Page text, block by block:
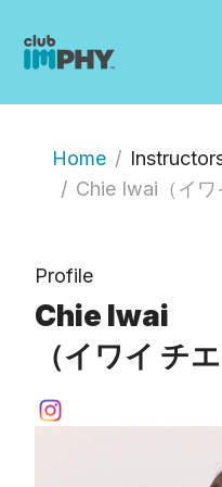
Home
Chie Iwai（イワ
Profile
Chie Iwai
（イワイ チエ